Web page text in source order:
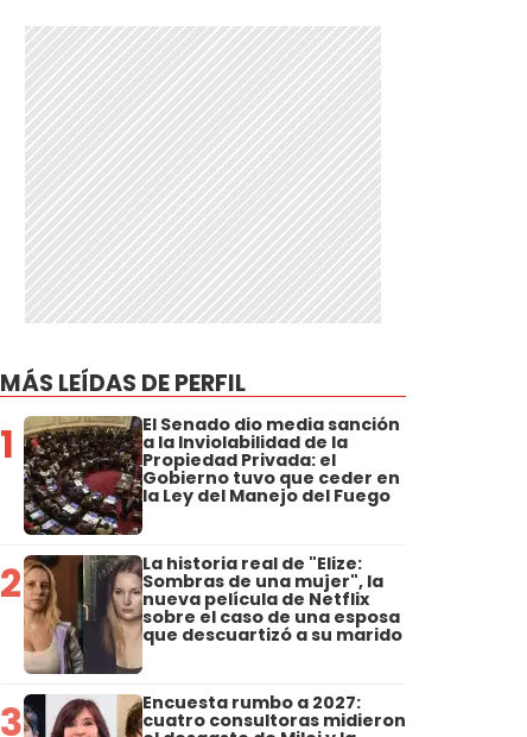
MÁS LEÍDAS DE PERFIL
1 El Senado dio media sanción
a la Inviolabilidad de la
Propiedad Privada: el
Gobierno tuvo que ceder en
la Ley del Manejo del Fuego
2 La historia real de "Elize:
Sombras de una mujer", la
nueva película de Netflix
sobre el caso de una esposa
que descuartizó a su marido
3 Encuesta rumbo a 2027:
cuatro consultoras midieron